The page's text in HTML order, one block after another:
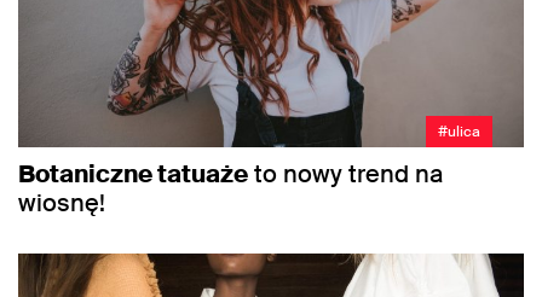
#ulica
Botaniczne tatuażeto nowy trend na
wiosnę!